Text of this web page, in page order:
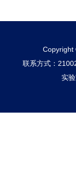
Copyright
联系方式：
实